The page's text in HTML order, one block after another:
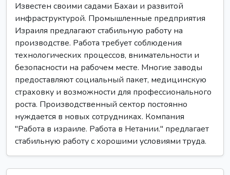
Известен своими садами Бахаи и развитой
инфраструктурой. Промышленные предприятия
Израиля предлагают стабильную работу на
производстве. Работа требует соблюдения
технологических процессов, внимательности и
безопасности на рабочем месте. Многие заводы
предоставляют социальный пакет, медицинскую
страховку и возможности для профессионального
роста. Производственный сектор постоянно
нуждается в новых сотрудниках. Компания
"Работа в израиле. Работа в Нетании." предлагает
стабильную работу с хорошими условиями труда.